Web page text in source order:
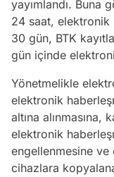
yayımlandı. Buna
24 saat, elektronik
30 gün, BTK
gün içinde
Yönetmelikle
elektronik
altına alınmasına,
elektronik
engellenmesine
cihazlara